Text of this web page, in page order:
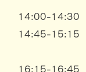
14:00-14:30
14:45-15:15
16:15-16:45